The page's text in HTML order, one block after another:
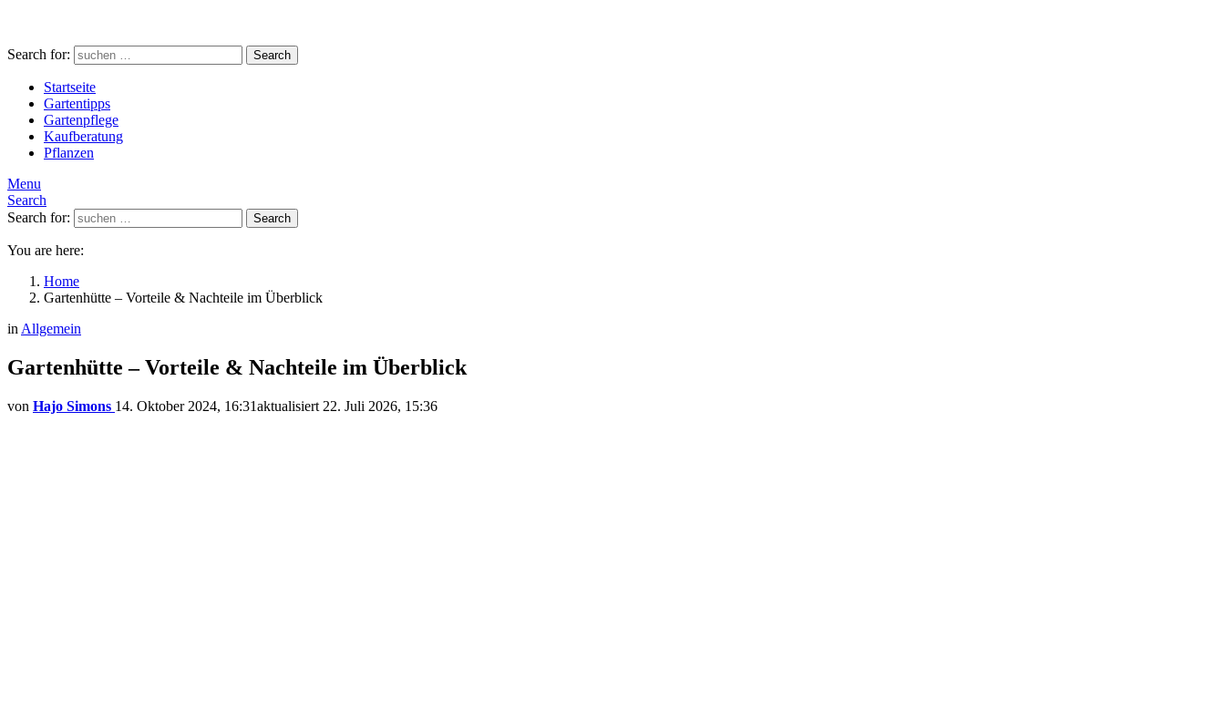
Search for: Search
Startseite
Gartentipps
Gartenpflege
Kaufberatung
Pflanzen
Menu
Search
Search for:
Search
You are here:
Home
Gartenhütte – Vorteile & Nachteile im Überblick
in Allgemein
Gartenhütte – Vorteile & Nachteile im Überblick
von Hajo Simons 14. Oktober 2024, 16:31aktualisiert 22. Juli 2026, 15:36